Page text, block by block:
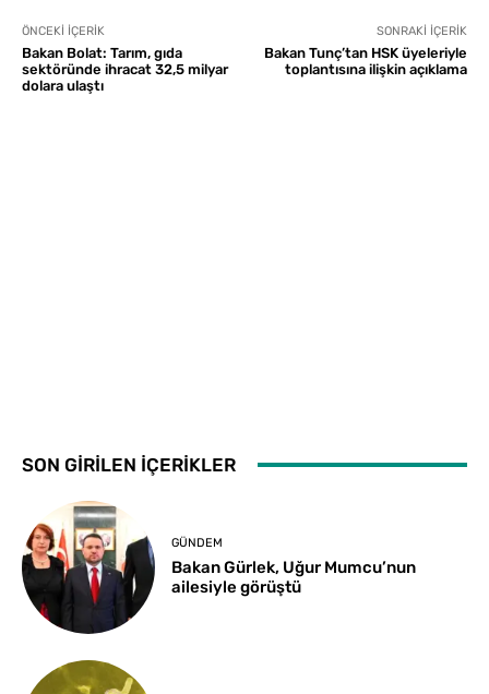
ÖNCEKI İÇERIK
Bakan Bolat: Tarım, gıda
sektöründe ihracat 32,5 milyar
dolara ulaştı
SONRAKI İÇERIK
Bakan Tunç’tan HSK üyeleriyle
toplantısına ilişkin açıklama
SON GİRİLEN İÇERİKLER
GÜNDEM
Bakan Gürlek, Uğur Mumcu’nun
ailesiyle görüştü